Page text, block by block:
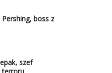
boss z
szef